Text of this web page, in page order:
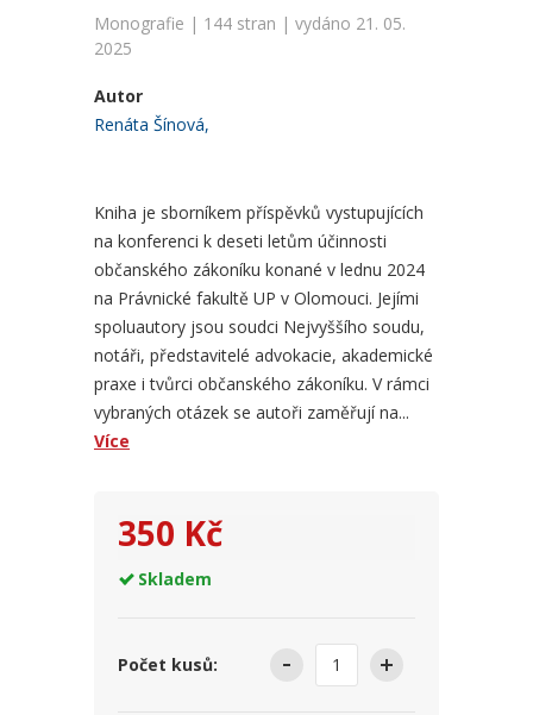
Monografie | 144 stran | vydáno 21. 05.
2025
Autor
Renáta Šínová,
Kniha je sborníkem příspěvků vystupujících
na konferenci k deseti letům účinnosti
občanského zákoníku konané v lednu 2024
na Právnické fakultě UP v Olomouci. Jejími
spoluautory jsou soudci Nejvyššího soudu,
notáři, představitelé advokacie, akademické
praxe i tvůrci občanského zákoníku. V rámci
vybraných otázek se autoři zaměřují na...
Více
350 Kč
Skladem
Počet kusů: